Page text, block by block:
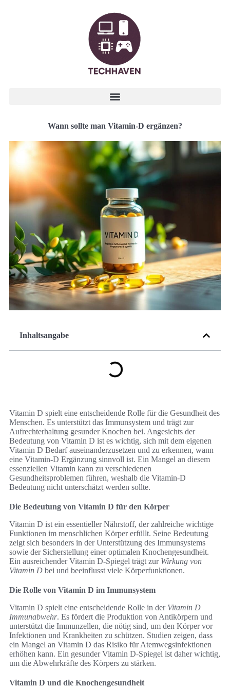
Wann sollte man Vitamin-D ergänzen?
Inhaltsangabe
Vitamin D spielt eine entscheidende Rolle für die Gesundheit des
Menschen. Es unterstützt das Immunsystem und trägt zur
Aufrechterhaltung gesunder Knochen bei. Angesichts der
Bedeutung von Vitamin D ist es wichtig, sich mit dem eigenen
Vitamin D Bedarf auseinanderzusetzen und zu erkennen, wann
eine Vitamin-D Ergänzung sinnvoll ist. Ein Mangel an diesem
essenziellen Vitamin kann zu verschiedenen
Gesundheitsproblemen führen, weshalb die Vitamin-D
Bedeutung nicht unterschätzt werden sollte.
Die Bedeutung von Vitamin D für den Körper
Vitamin D ist ein essentieller Nährstoff, der zahlreiche wichtige
Funktionen im menschlichen Körper erfüllt. Seine Bedeutung
zeigt sich besonders in der Unterstützung des Immunsystems
sowie der Sicherstellung einer optimalen Knochengesundheit.
Ein ausreichender Vitamin D-Spiegel trägt zur Wirkung von
Vitamin D bei und beeinflusst viele Körperfunktionen.
Die Rolle von Vitamin D im Immunsystem
Vitamin D spielt eine entscheidende Rolle in der Vitamin D
Immunabwehr. Es fördert die Produktion von Antikörpern und
unterstützt die Immunzellen, die nötig sind, um den Körper vor
Infektionen und Krankheiten zu schützen. Studien zeigen, dass
ein Mangel an Vitamin D das Risiko für Atemwegsinfektionen
erhöhen kann. Ein gesunder Vitamin D-Spiegel ist daher wichtig,
um die Abwehrkräfte des Körpers zu stärken.
Vitamin D und die Knochengesundheit